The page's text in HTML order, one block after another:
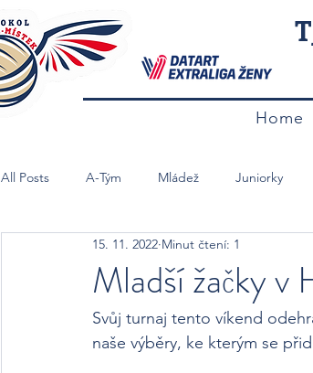
Home
All Posts A-Tým Mládež Juniorky
Starší Žačky B Mladší Žačky
Mladší žačky v
15. 11. 2022 Minut čtení: 1
Svůj turnaj tento víkend
naše výběry, ke kterým se